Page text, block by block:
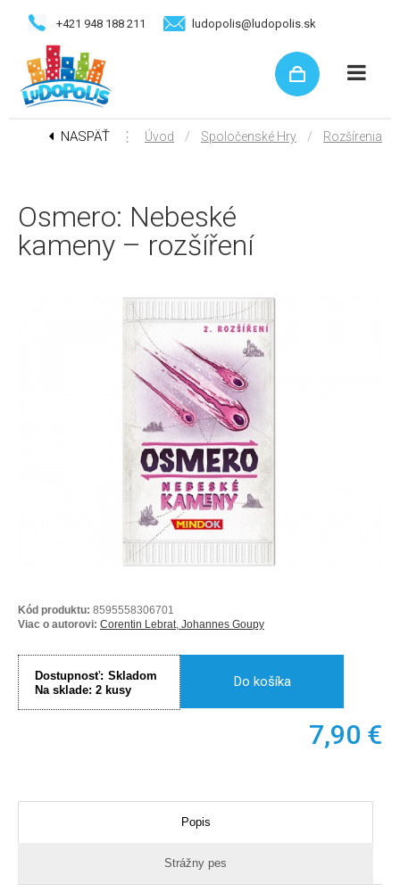
+421 948 188 211 ludopolis@ludopolis.sk
NASPÄŤ ⋮ Úvod / Spoločenské Hry / Rozšírenia
Osmero: Nebeské
kameny – rozšíření
Kód produktu: 8595558306701
Viac o autorovi: Corentin Lebrat, Johannes Goupy
Dostupnosť: Skladom
Na sklade: 2 kusy
Do košíka
7,90 €
Popis
Strážny pes